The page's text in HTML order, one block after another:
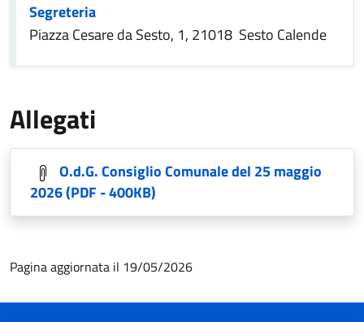
Segreteria
Piazza Cesare da Sesto, 1, 21018 Sesto Calende
Allegati
O.d.G. Consiglio Comunale del 25 maggio
2026(PDF - 400KB)
Pagina aggiornata il 19/05/2026